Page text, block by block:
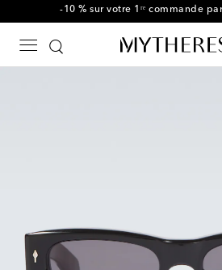
-10 % sur votre 1ʳᵉ commande